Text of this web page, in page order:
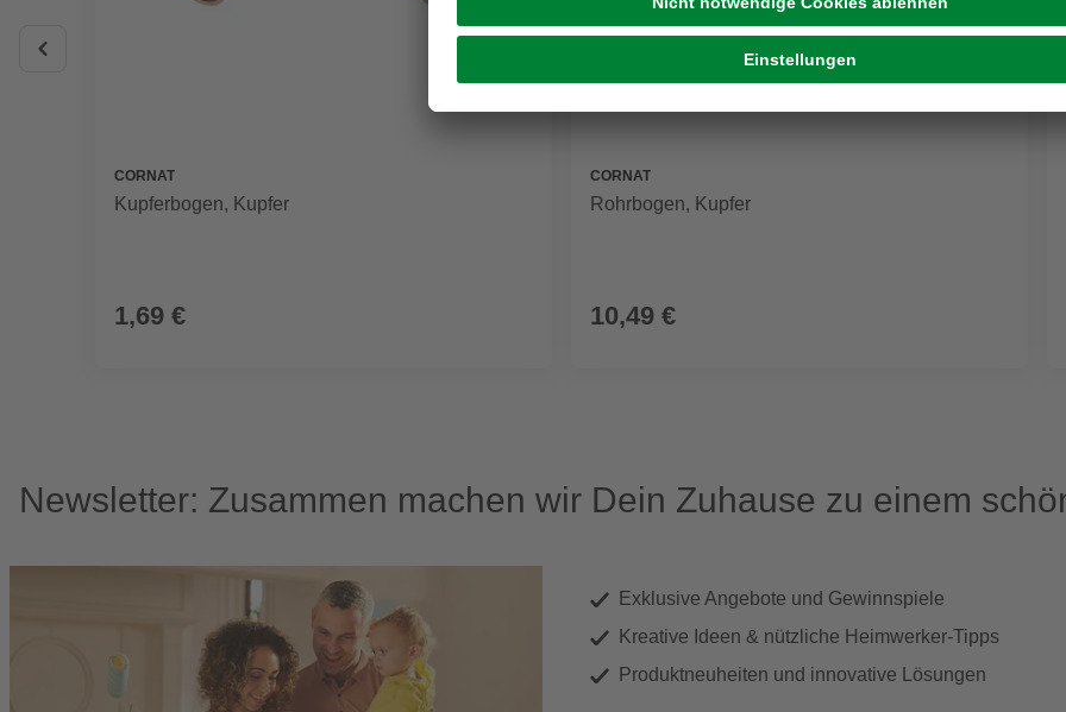
CORNAT
Kupferbogen, Kupfer
1,69 €
CORNAT
Rohrbogen, Kupfer
10,49 €
Newsletter: Zusammen machen wir Dein Zuhause zu einem
Exklusive Angebote und Gewinnspiele
Kreative Ideen & nützliche Heimwerker-Tipps
Produktneuheiten und innovative Lösungen